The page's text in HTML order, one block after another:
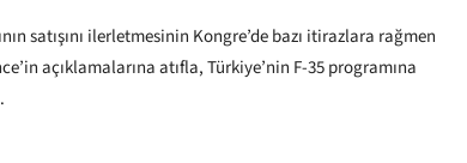
satışını ilerletmesinin Kongre’de bazı itirazlara rağmen
açıklamalarına atıfla, Türkiye’nin F-35 programına